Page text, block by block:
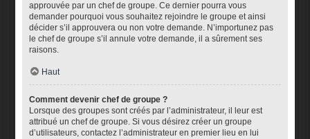
approuvée par un chef de groupe. Ce dernier pourra vous
demander pourquoi vous souhaitez rejoindre le groupe et ainsi
décider s’il approuvera ou non votre demande. N’importunez pas
le chef de groupe s’il annule votre demande, il a sûrement ses
raisons.
Haut
Comment devenir chef de groupe ?
Lorsque des groupes sont créés par l’administrateur, il leur est
attribué un chef de groupe. Si vous désirez créer un groupe
d’utilisateurs, contactez l’administrateur en premier lieu en lui